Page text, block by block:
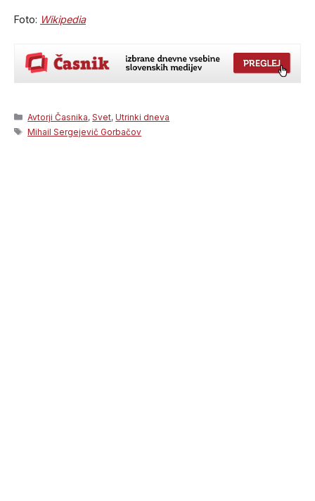
Foto: Wikipedia
Categories
Avtorji Časnika,Svet,Utrinki dneva
Tags
Mihail Sergejevič Gorbačov